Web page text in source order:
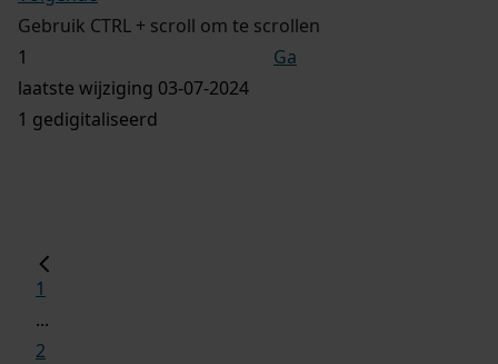
Gebruik CTRL + scroll om te scrollen
Ga
laatste wijziging 03-07-2024
1 gedigitaliseerd
1
...
2